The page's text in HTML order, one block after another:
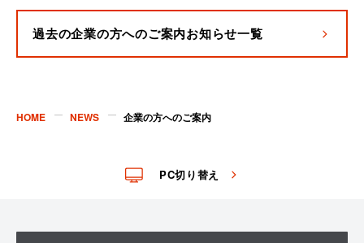
過去の企業の方へのご案内お知らせ一覧
HOME NEWS 企業の方へのご案内
PC切り替え